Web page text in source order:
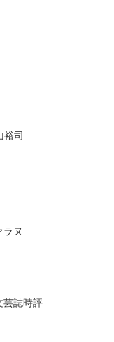
司
ヌ
芸誌時評